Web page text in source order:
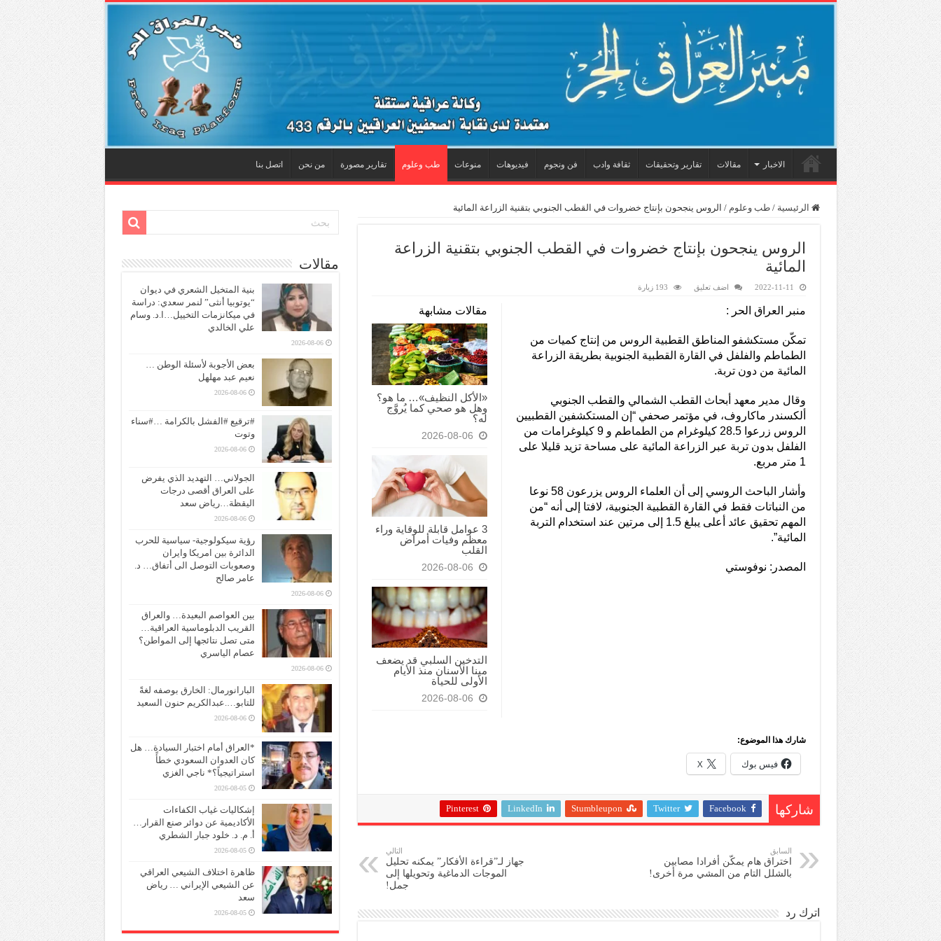
الاخبار مقالات تقارير وتحقيقات ثقافة وادب فن ونجوم فيديوهات منوعات طب وعلوم تقارير مصورة من نحن اتصل بنا
الرئيسية / طب وعلوم / الروس ينجحون بإنتاج خضروات في القطب الجنوبي بتقنية الزراعة المائية
الروس ينجحون بإنتاج خضروات في القطب الجنوبي بتقنية الزراعة
المائية
2022-11-11 اضف تعليق 193 زيارة
مقالات مشابهة
«الأكل النظيف»… ما هو؟
وهل هو صحي كما يُروَّج
له؟
2026-08-06
3 عوامل قابلة للوقاية وراء
معظم وفيات أمراض
القلب
2026-08-06
التدخين السلبي قد يضعف
مينا الأسنان منذ الأيام
الأولى للحياة
2026-08-06
منبر العراق الحر :
تمكّن مستكشفو المناطق القطبية الروس من إنتاج كميات من
الطماطم والفلفل في القارة القطبية الجنوبية بطريقة الزراعة
المائية من دون تربة.
وقال مدير معهد أبحاث القطب الشمالي والقطب الجنوبي
ألكسندر ماكاروف، في مؤتمر صحفي “إن المستكشفين القطبيين
الروس زرعوا 28.5 كيلوغرام من الطماطم و 9 كيلوغرامات من
الفلفل بدون تربة عبر الزراعة المائية على مساحة تزيد قليلا على
1 متر مربع.
وأشار الباحث الروسي إلى أن العلماء الروس يزرعون 58 نوعا
من النباتات فقط في القارة القطبية الجنوبية، لافتا إلى أنه “من
المهم تحقيق عائد أعلى يبلغ 1.5 إلى مرتين ​​عند استخدام التربة
المائية”.
المصدر: نوفوستي
شارك هذا الموضوع:
فيس بوك X
شاركها Facebook
Twitter
Stumbleupon
LinkedIn
Pinterest
السابق
اختراق هام يمكّن أفرادا مصابين
بالشلل التام من المشي مرة أخرى!
التالي
جهاز لـ”قراءة الأفكار” يمكنه تحليل
الموجات الدماغية وتحويلها إلى
جمل!
اترك رد
مقالات
بنية المتخيل الشعري في ديوان
“يوتوبيا أنثى” لنمر سعدي: دراسة
في ميكانزمات التخييل…ا.د. وسام
علي الخالدي
2026-08-06
بعض الأجوبة لأسئلة الوطن …
نعيم عبد مهلهل
2026-08-06
#ترقيع #الفشل بالكرامة …#سناء
وتوت
2026-08-06
الجولاني… التهديد الذي يفرض
على العراق أقصى درجات
اليقظة…رياض سعد
2026-08-06
رؤية سيكولوجية- سياسية للحرب
الدائرة بين امريكا وايران
وصعوبات التوصل الى أتفاق… د.
عامر صالح
2026-08-06
بين العواصم البعيدة… والعراق
القريب الدبلوماسية العراقية…
متى تصل نتائجها إلى المواطن؟
عصام الياسري
2026-08-06
البارانورمال: الخارق بوصفه لغةً
للتابو….عبدالكريم حنون السعيد
2026-08-06
*العراق أمام اختبار السيادة… هل
كان العدوان السعودي خطأً
استراتيجياً؟* ناجي الغزي
2026-08-05
إشكاليات غياب الكفاءات
الأكاديمية عن دوائر صنع القرار…
أ. م. د. خلود جبار الشطري
2026-08-05
ظاهرة اختلاف الشيعي العراقي
عن الشيعي الإيراني … رياض
سعد
2026-08-05